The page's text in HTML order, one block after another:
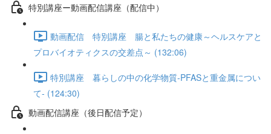
特別講座ー動画配信講座（配信中）
動画配信 特別講座 腸と私たちの健康～ヘルスケアと
プロバイオティクスの交差点～ (132:06)
特別講座 暮らしの中の化学物質-PFASと重金属につい
て- (124:30)
動画配信講座（後日配信予定）